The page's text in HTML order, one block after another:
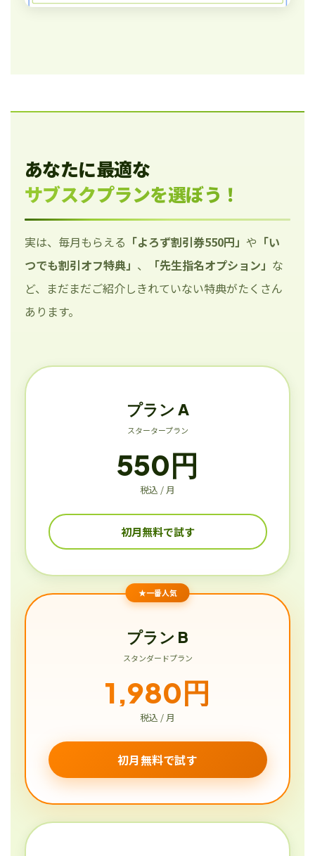
あなたに最適な
サブスクプランを選ぼう！
実は、毎月もらえる 「よろず割引券550円」 や 「い
つでも割引オフ特典」 、 「先生指名オプション」 な
ど、まだまだご紹介しきれていない特典がたくさん
あります。
プラン A
スタータープラン
550円
税込 / 月
初月無料で試す
★一番人気
プラン B
スタンダードプラン
1,980円
税込 / 月
初月無料で試す